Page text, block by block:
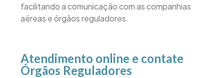
facilitando a comunicação com as companhias
aéreas e órgãos reguladores.
Atendimento online e contate
Órgãos Reguladores